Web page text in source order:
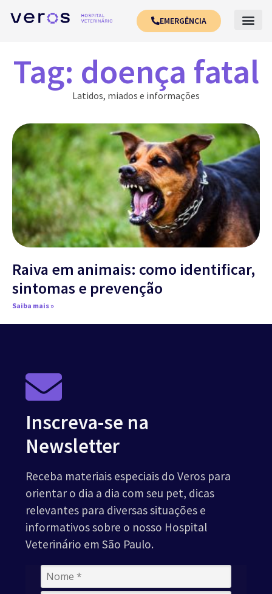
EMERGÊNCIA
Tag: doença fatal
Latidos, miados e informações
Raiva em animais: como identificar,
sintomas e prevenção
Saiba mais »
Inscreva-se na
Newsletter
Receba materiais especiais do Veros para
orientar o dia a dia com seu pet, dicas
relevantes para diversas situações e
informativos sobre o nosso Hospital
Veterinário em São Paulo.